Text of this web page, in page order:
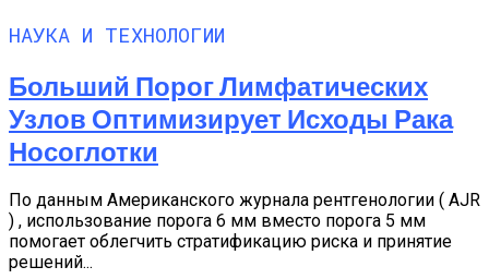
НАУКА И ТЕХНОЛОГИИ
Больший Порог Лимфатических
Узлов Оптимизирует Исходы Рака
Носоглотки
По данным Американского журнала рентгенологии ( AJR
) , использование порога 6 мм вместо порога 5 мм
помогает облегчить стратификацию риска и принятие
решений...